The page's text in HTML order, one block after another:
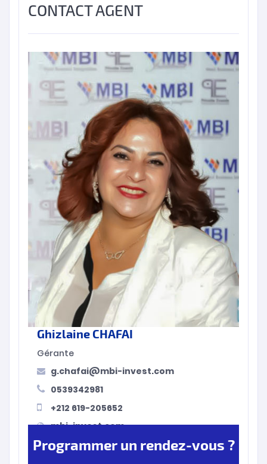
CONTACT AGENT
Ghizlaine CHAFAI
Gérante
g.chafai@mbi-invest.com
0539342981
+212 619-205652
mbi-invest.com
Programmer un rendez-vous ?